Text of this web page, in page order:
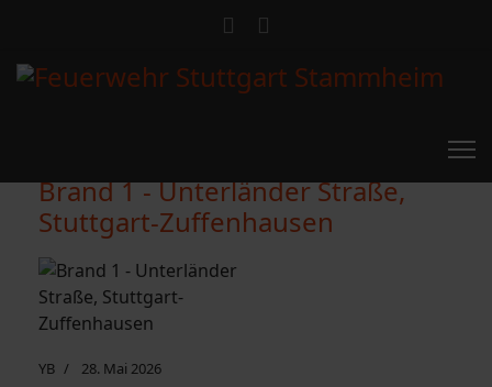
Brand 1 - Unterländer Straße,
Stuttgart-Zuffenhausen
YB 28. Mai 2026